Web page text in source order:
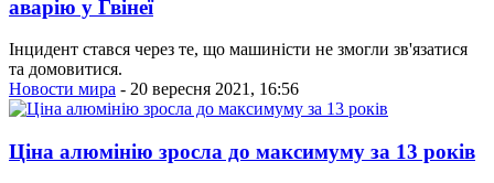
аварію у Гвінеї
Інцидент стався через те, що машиністи не змогли зв'язатися
та домовитися.
Новости мира - 20 вересня 2021, 16:56
Ціна алюмінію зросла до максимуму за 13 років